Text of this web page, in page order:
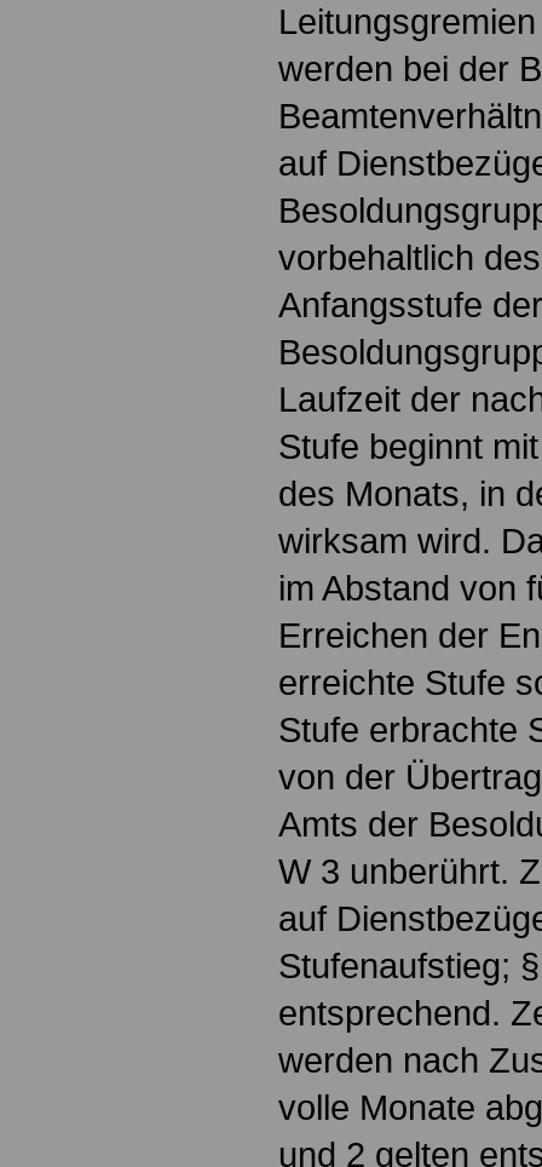
werden bei der
auf
vorbehaltlich
Anfangsstufe
Laufzeit der
Stufe beginnt
des Monats, in
wirksam wird.
im Abstand von
Erreichen der
erreichte Stufe
Stufe erbrachte
von der
Amts der
W 3 unberührt.
auf
Stufenaufstieg;
entsprechend.
werden nach
volle Monate
und 2 gelten